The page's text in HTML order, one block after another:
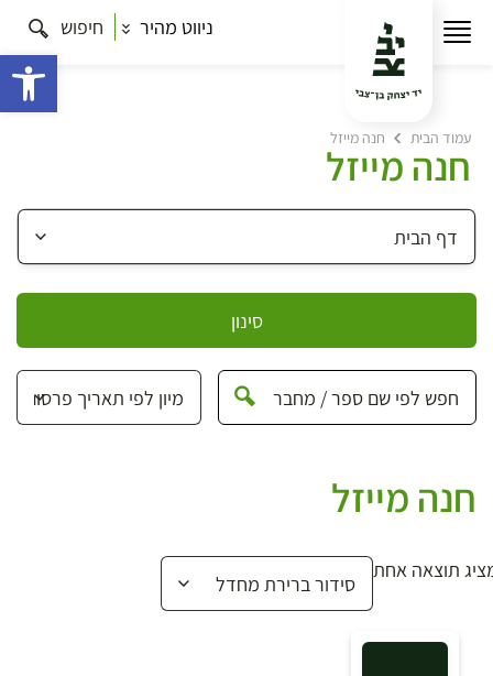
ניווט מהיר חיפוש
עמוד הבית חנה מייזל
חנה מייזל
סינון
חנה מייזל
תוצאה אחת